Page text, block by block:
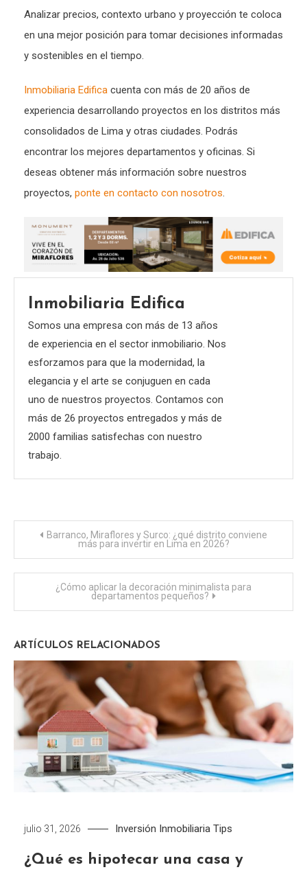
Analizar precios, contexto urbano y proyección te coloca
en una mejor posición para tomar decisiones informadas
y sostenibles en el tiempo.
Inmobiliaria Edifica cuenta con más de 20 años de
experiencia desarrollando proyectos en los distritos más
consolidados de Lima y otras ciudades. Podrás
encontrar los mejores departamentos y oficinas. Si
deseas obtener más información sobre nuestros
proyectos, ponte en contacto con nosotros.
Inmobiliaria Edifica
Somos una empresa con más de 13 años
de experiencia en el sector inmobiliario. Nos
esforzamos para que la modernidad, la
elegancia y el arte se conjuguen en cada
uno de nuestros proyectos. Contamos con
más de 26 proyectos entregados y más de
2000 familias satisfechas con nuestro
trabajo.
Navegación
de
entradas
Barranco, Miraflores y Surco: ¿qué distrito conviene
más para invertir en Lima en 2026?
¿Cómo aplicar la decoración minimalista para
departamentos pequeños?
ARTÍCULOS RELACIONADOS
julio 31, 2026 Inversión Inmobiliaria Tips
¿Qué es hipotecar una casa y